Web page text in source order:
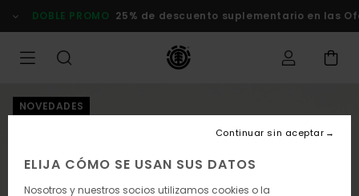
la
DOBLE PROMO 25% de descuento suplementario en las
NOVEDADES
ELIJA CÓMO SE USAN SUS DATOS
Nosotros y nuestros socios utilizamos cookies o la
Continuar sin aceptar